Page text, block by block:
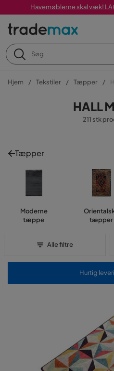
Havemøblerne skal væk!
Hjem Tekstiler Tæpper
HALL
211 stk
Tæpper
Moderne
tæppe
tæpper
Alle filtre
Hurtig